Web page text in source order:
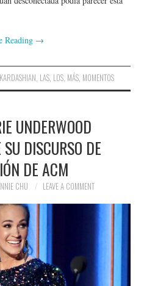
Reading →
KARDASHIAN, LAS, LOS, MÁS, MOMENTOS
UNDERWOOD
DISCURSO DE
DE ACM
CHU LEAVE A COMMENT